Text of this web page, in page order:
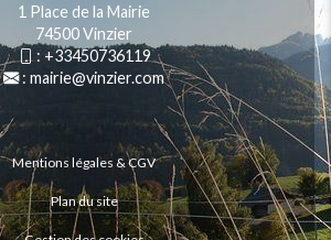
1 Place de la Mairie
74500 Vinzier
: +33450736119
: mairie@vinzier.com
Mentions légales & CGV
Plan du site